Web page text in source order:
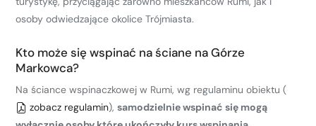
osoby odwiedzające okolice Trójmiasta.
Kto może się wspinać na ściane na Górze
Markowca?
Na ściance wspinaczkowej w Rumi, wg regulaminu obiektu (
zobacz regulamin), samodzielnie wspinać się mogą